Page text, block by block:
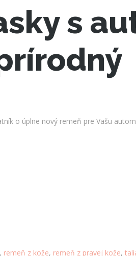
s
o úplne nový remeň pre Vašu
, remeň z kože, remeň z pravej kože,